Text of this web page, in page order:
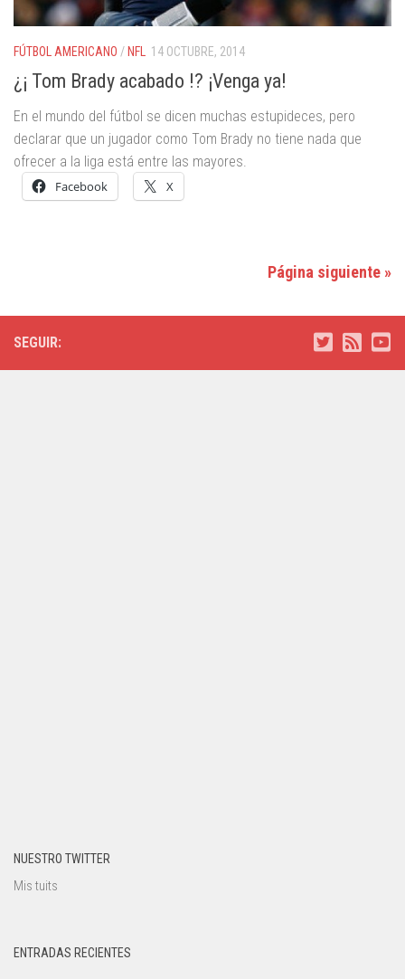
FÚTBOL AMERICANO / NFL 14 OCTUBRE, 2014
¿¡ Tom Brady acabado !? ¡Venga ya!
En el mundo del fútbol se dicen muchas estupideces, pero
declarar que un jugador como Tom Brady no tiene nada que
ofrecer a la liga está entre las mayores.
Facebook X
Página siguiente »
SEGUIR:
NUESTRO TWITTER
Mis tuits
ENTRADAS RECIENTES